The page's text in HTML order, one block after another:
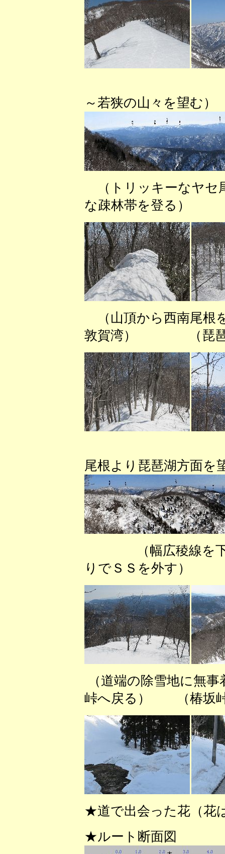
～若狭の山々を望む）
（トリッキーなヤセ
な疎林帯を登る）
（山頂から西南
敦賀湾） （琵琶湖
尾根より琵琶湖方面を
（幅広稜線を
りでＳＳを外す） （
（道端の除雪地に無
峠へ戻る） （椿坂峠
★道で出会った花（花
★ルート断面図